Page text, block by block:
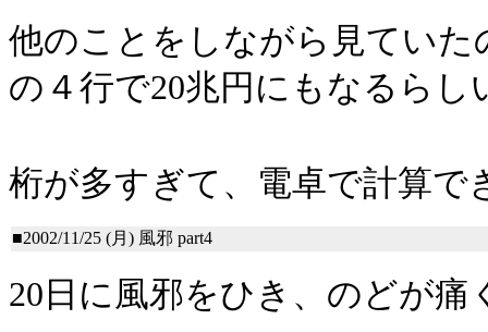
他のことをしながら見てい
の４行で20兆円にもなるらし
桁が多すぎて、電卓で計算で
■2002/11/25 (月) 風邪 part4
20日に風邪をひき、のどが